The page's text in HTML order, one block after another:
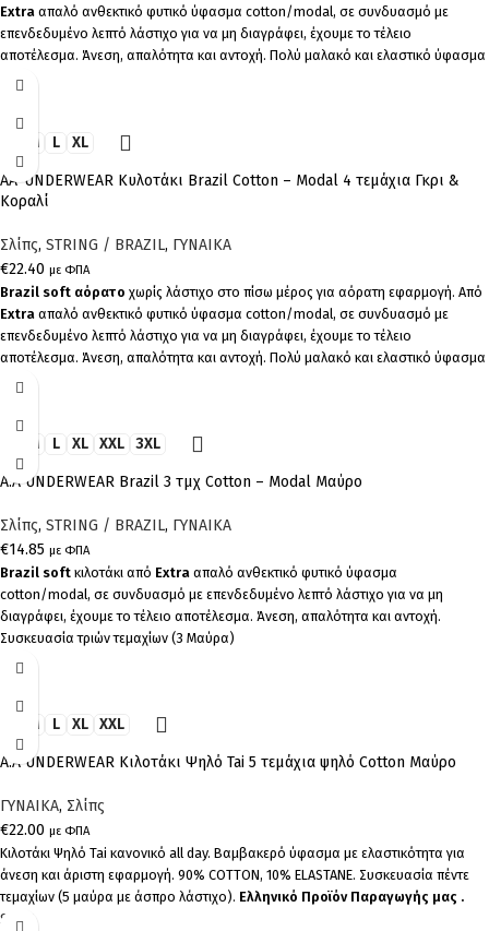
Extra απαλό ανθεκτικό φυτικό ύφασμα cotton/modal, σε συνδυασμό με
επενδεδυμένο λεπτό λάστιχο για να μη διαγράφει, έχουμε το τέλειο
αποτέλεσμα. Άνεση, απαλότητα και αντοχή. Πολύ μαλακό και ελαστικό ύφασμα
cotton/modal. Συσκευασία τεσσάρων τεμαχίων. (2 Ροζ 2 Μωβ). Ελληνικό Προϊόν
M L XL
AA-UNDERWEAR Κυλοτάκι Brazil Cotton – Modal 4 τεμάχια Γκρι &
Κοραλί
Σλίπς, STRING / BRAZIL, ΓΥΝΑΙΚΑ
€22.40 με ΦΠΑ
Brazil soft αόρατο χωρίς λάστιχο στο πίσω μέρος για αόρατη εφαρμογή. Από
Extra απαλό ανθεκτικό φυτικό ύφασμα cotton/modal, σε συνδυασμό με
επενδεδυμένο λεπτό λάστιχο για να μη διαγράφει, έχουμε το τέλειο
αποτέλεσμα. Άνεση, απαλότητα και αντοχή. Πολύ μαλακό και ελαστικό ύφασμα
cotton/modal. Ελληνικό Προϊόν Παραγωγής μας Συσκευασία τεσσάρων
M L XL XXL 3XL
Α.A UNDERWEAR Brazil 3 τμχ Cotton – Modal Μαύρο
Σλίπς, STRING / BRAZIL, ΓΥΝΑΙΚΑ
€14.85 με ΦΠΑ
Brazil soft κιλοτάκι από Extra απαλό ανθεκτικό φυτικό ύφασμα
cotton/modal, σε συνδυασμό με επενδεδυμένο λεπτό λάστιχο για να μη
διαγράφει, έχουμε το τέλειο αποτέλεσμα. Άνεση, απαλότητα και αντοχή.
Συσκευασία τριών τεμαχίων (3 Μαύρα)
M L XL XXL
A.A UNDERWEAR Κιλοτάκι Ψηλό Tai 5 τεμάχια ψηλό Cotton Μαύρο
ΓΥΝΑΙΚΑ, Σλίπς
€22.00 με ΦΠΑ
Κιλοτάκι Ψηλό Tai κανονικό all day. Βαμβακερό ύφασμα με ελαστικότητα για
άνεση και άριστη εφαρμογή. 90% COTTON, 10% ELASTANE. Συσκευασία πέντε
τεμαχίων (5 μαύρα με άσπρο λάστιχο). Ελληνικό Προϊόν Παραγωγής μας .
Sale!